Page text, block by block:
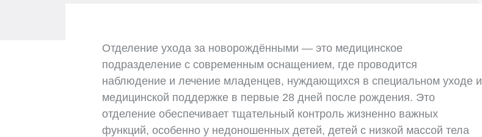
Отделение ухода за новорождёнными — это медицинское
подразделение с современным оснащением, где проводится
наблюдение и лечение младенцев, нуждающихся в специальном уходе и
медицинской поддержке в первые 28 дней после рождения. Это
отделение обеспечивает тщательный контроль жизненно важных
функций, особенно у недоношенных детей, детей с низкой массой тела